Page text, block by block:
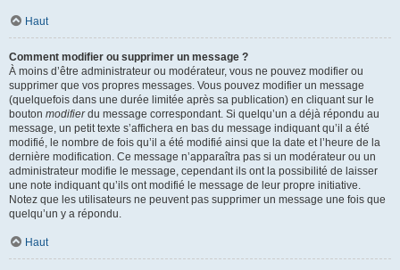
Haut
Comment modifier ou supprimer un message ?
À moins d’être administrateur ou modérateur, vous ne pouvez modifier ou
supprimer que vos propres messages. Vous pouvez modifier un message
(quelquefois dans une durée limitée après sa publication) en cliquant sur le
bouton modifierdu message correspondant. Si quelqu’un a déjà répondu au
message, un petit texte s’affichera en bas du message indiquant qu’il a été
modifié, le nombre de fois qu’il a été modifié ainsi que la date et l’heure de la
dernière modification. Ce message n’apparaîtra pas si un modérateur ou un
administrateur modifie le message, cependant ils ont la possibilité de laisser
une note indiquant qu’ils ont modifié le message de leur propre initiative.
Notez que les utilisateurs ne peuvent pas supprimer un message une fois que
quelqu’un y a répondu.
Haut